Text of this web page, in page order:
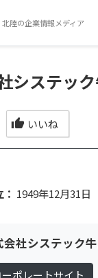
北陸の企業情報メディア
システッ
いいね
1949年12月31日
会社システック
ーポレートサイト